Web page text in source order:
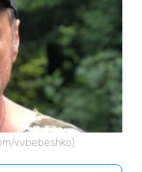
vvbebeshko)